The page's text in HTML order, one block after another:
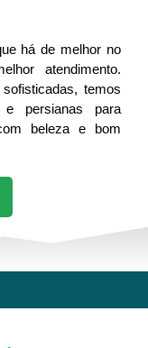
há de melhor no
atendimento.
temos
persianas para
beleza e bom